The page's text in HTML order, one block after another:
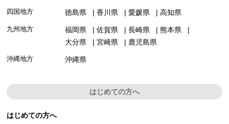
四国地方 徳島県 香川県 愛媛県 高知県
九州地方 福岡県 佐賀県 長崎県
熊本県
大分県
宮崎県 鹿児島県
沖縄地方 沖縄県
はじめての方へ
はじめての方へ